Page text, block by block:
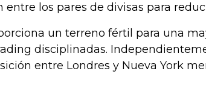
entre los pares de divisas para
un terreno fértil para una
disciplinadas.
entre Londres y Nueva York